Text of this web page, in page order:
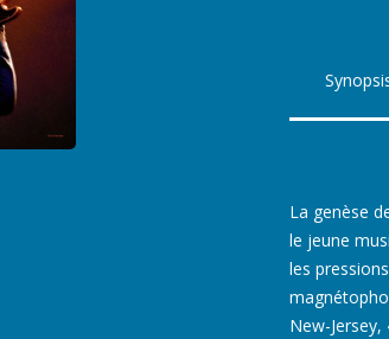
La genèse
le jeune
les
New-